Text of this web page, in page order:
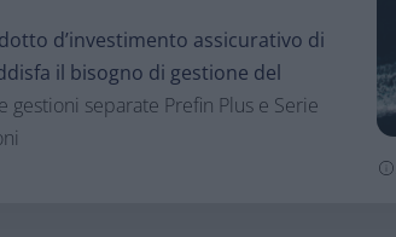
d’investimento assicurativo di
il bisogno di gestione del
separate Prefin Plus e Serie